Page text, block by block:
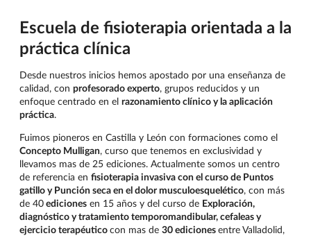
Escuela de fisioterapia orientada a la
práctica clínica
Desde nuestros inicios hemos apostado por una enseñanza de
calidad, con profesorado experto, grupos reducidos y un
enfoque centrado en el razonamiento clínico y la aplicación
práctica.
Fuimos pioneros en Castilla y León con formaciones como el
Concepto Mulligan, curso que tenemos en exclusividad y
llevamos mas de 25 ediciones. Actualmente somos un centro
de referencia en fisioterapia invasiva con el curso de Puntos
gatillo y Punción seca en el dolor musculoesquelético, con más
de 40ediciones en 15 años y del curso de Exploración,
diagnóstico y tratamiento temporomandibular, cefaleas y
ejercicio terapéuticocon mas de 30 edicionesentre Valladolid,